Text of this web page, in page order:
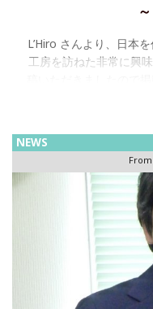
L’Hiro さんより、日本
工房を訪ねた非常に興
NEWS
From